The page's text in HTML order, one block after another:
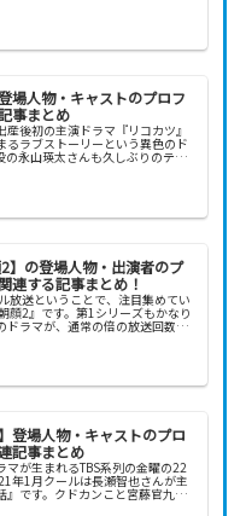
場人物・キャストのプロフ
事まとめ
産後初の主演ドラマ『リコカツ』
るラブストーリーという異色のド
の永山瑛太さんも久しぶりのテレ
2】の登場人物・出演者のプ
連する記事まとめ！
放送ということで、注目集めてい
顔2』です。第1シリーズもかなり
ドラマが、通常の倍の放送回数で
とで注目を集めています。今回
登場人物・キャストのプロ
記事まとめ
マが生まれるTBS系列の金曜の22
年1月クールは長瀬智也さんが主
』です。クドカンこと宮藤官九郎